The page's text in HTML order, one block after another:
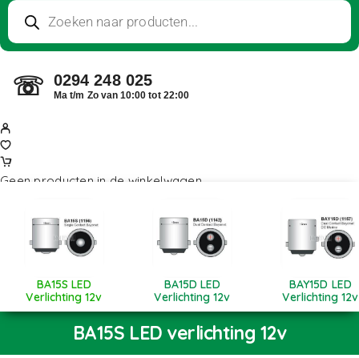
☏ 0294 248 025
Ma t/m Zo van 10:00 tot 22:00
Geen producten in de winkelwagen.
BA15S LED
Verlichting 12v
BA15D LED
Verlichting 12v
BAY15D LED
Verlichting 12v
BA15S LED verlichting 12v